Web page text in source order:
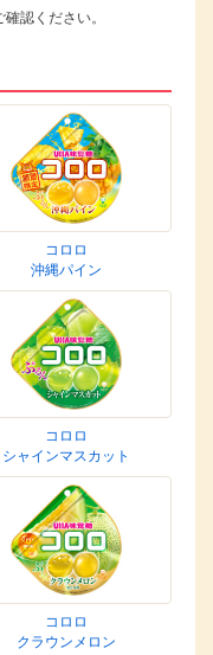
認ください。
コロロ
沖縄パイン
コロロ
シャインマスカット
コロロ
クラウンメロン